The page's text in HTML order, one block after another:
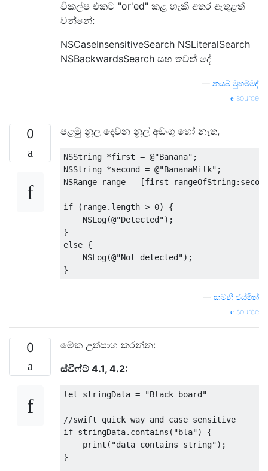
විකල්ප එකට "or'ed" කළ හැකි අතර ඇතුළත්
වන්නේ:
NSCaseInsensitiveSearch NSLiteralSearch
NSBackwardsSearch සහ තවත් දේ
නයබ් මුහම්මද්
source
0 පළමු නූල දෙවන නූල් අඩංගු හෝ නැත,
NSString *first = @"Banana" ;
NSString *second = @"BananaMilk" ;
NSRange range = [first rangeOfString:
if ( range. length > 0)
{
NSLog(@"Detected");
}
else {
NSLog(@"Not detected");
}
කමනී ජස්මින්
source
0
මේක උත්සාහ කරන්න:
ස්විෆ්ට් 4.1, 4.2:
let stringData = "Black board"
//swift quick way and case sensitive
if stringData. contains ( "bla")
{
    print
( "data contains string");
}